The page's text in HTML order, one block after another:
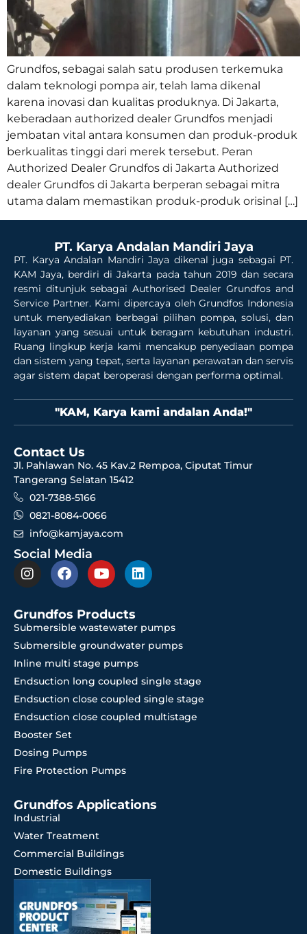
Grundfos, sebagai salah satu produsen terkemuka
dalam teknologi pompa air, telah lama dikenal
karena inovasi dan kualitas produknya. Di Jakarta,
keberadaan authorized dealer Grundfos menjadi
jembatan vital antara konsumen dan produk-produk
berkualitas tinggi dari merek tersebut. Peran
Authorized Dealer Grundfos di Jakarta Authorized
dealer Grundfos di Jakarta berperan sebagai mitra
utama dalam memastikan produk-produk orisinal […]
PT. Karya Andalan Mandiri Jaya
PT. Karya Andalan Mandiri Jaya dikenal juga sebagai PT.
KAM Jaya, berdiri di Jakarta pada tahun 2019 dan secara
resmi ditunjuk sebagai Authorised Dealer Grundfos and
Service Partner. Kami dipercaya oleh Grundfos Indonesia
untuk menyediakan berbagai pilihan pompa, solusi, dan
layanan yang sesuai untuk beragam kebutuhan industri.
Ruang lingkup kerja kami mencakup penyediaan pompa
dan sistem yang tepat, serta layanan perawatan dan servis
agar sistem dapat beroperasi dengan performa optimal.
"KAM, Karya kami andalan Anda!"
Contact Us
Jl. Pahlawan No. 45 Kav.2 Rempoa, Ciputat Timur
Tangerang Selatan 15412
021-7388-5166
0821-8084-0066
info@kamjaya.com
Social Media
Grundfos Products
Submersible wastewater pumps
Submersible groundwater pumps
Inline multi stage pumps
Endsuction long coupled single stage
Endsuction close coupled single stage
Endsuction close coupled multistage
Booster Set
Dosing Pumps
Fire Protection Pumps
Grundfos Applications
Industrial
Water Treatment
Commercial Buildings
Domestic Buildings